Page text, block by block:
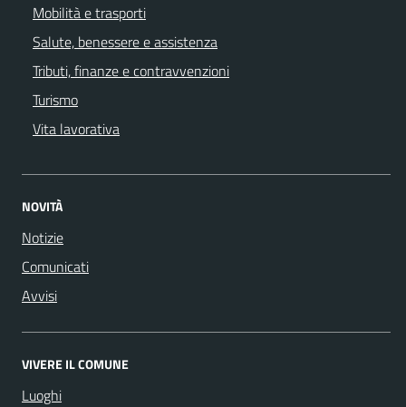
Mobilità e trasporti
Salute, benessere e assistenza
Tributi, finanze e contravvenzioni
Turismo
Vita lavorativa
NOVITÀ
Notizie
Comunicati
Avvisi
VIVERE IL COMUNE
Luoghi